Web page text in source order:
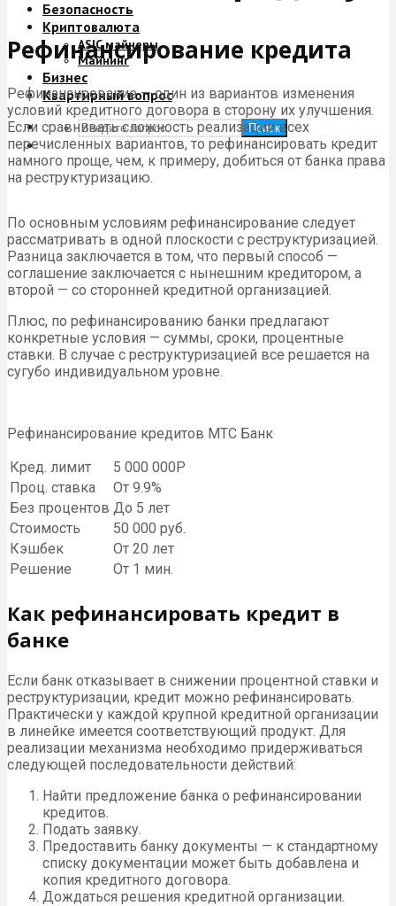
Безопасность
Криптовалюта
ASIC майнеры
Майнинг
Бизнес
Квартирный вопрос
Поиск
Рефинансирование кредита
Рефинансирование — один из вариантов изменения
условий кредитного договора в сторону их улучшения.
Если сравнивать сложность реализации всех
перечисленных вариантов, то рефинансировать кредит
намного проще, чем, к примеру, добиться от банка права
на реструктуризацию.
По основным условиям рефинансирование следует
рассматривать в одной плоскости с реструктуризацией.
Разница заключается в том, что первый способ —
соглашение заключается с нынешним кредитором, а
второй — со сторонней кредитной организацией.
Плюс, по рефинансированию банки предлагают
конкретные условия — суммы, сроки, процентные
ставки. В случае с реструктуризацией все решается на
сугубо индивидуальном уровне.
Рефинансирование кредитов МТС Банк
Кред. лимит
5 000 000Р
Проц. ставка
От 9.9%
Без процентов До 5 лет
Стоимость
50 000 руб.
Кэшбек
От 20 лет
Решение
От 1 мин.
Как рефинансировать кредит в
банке
Если банк отказывает в снижении процентной ставки и
реструктуризации, кредит можно рефинансировать.
Практически у каждой крупной кредитной организации
в линейке имеется соответствующий продукт. Для
реализации механизма необходимо придерживаться
следующей последовательности действий:
Найти предложение банка о рефинансировании
кредитов.
Подать заявку.
Предоставить банку документы — к стандартному
списку документации может быть добавлена и
копия кредитного договора.
Дождаться решения кредитной организации.